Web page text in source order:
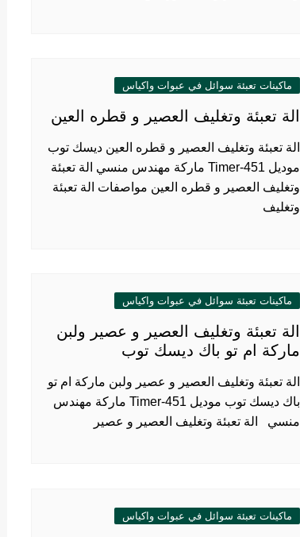
ماكينات تعبئة سوائل في عبوات واكياس
الة تعبئة وتغليف العصير و قطره العين
الة تعبئة وتغليف العصير و قطره العين ديسك توب
موديل 451-Timer ماركة مهندس منسي الة تعبئة
وتغليف العصير و قطره العين مواصفات الة تعبئة
وتغليف
ماكينات تعبئة سوائل في عبوات واكياس
الة تعبئة وتغليف العصير و عصير ولبن
ماركة ام تو باك ديسك توب
الة تعبئة وتغليف العصير و عصير ولبن ماركة ام تو
باك ديسك توب موديل 451-Timer ماركة مهندس
منسي الة تعبئة وتغليف العصير و عصير
ماكينات تعبئة سوائل في عبوات واكياس